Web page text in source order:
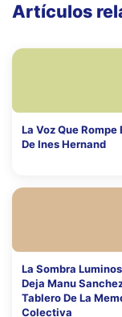
Artículos
La Voz Que Rompe
De Ines Hernand
La Sombra
Deja Manu
Tablero De La
Colectiva